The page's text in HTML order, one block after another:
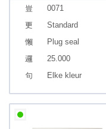
0071
Standard
Plug seal
25.000
Elke kleur